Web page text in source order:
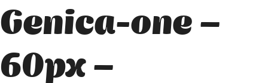
Genica-one –
60px –